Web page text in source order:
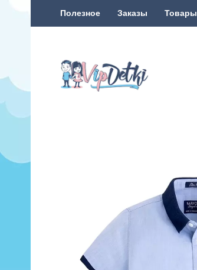
Полезное Заказы Товары